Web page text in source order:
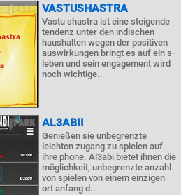
VASTUSHASTRA
Vastu shastra ist eine steigende
tendenz unter den indischen
haushalten wegen der positiven
auswirkungen bringt es auf ein s-
leben und sein engagement wird
noch wichtige..
AL3ABII
Genießen sie unbegrenzte
leichten zugang zu spielen auf
ihre phone. Al3abi bietet ihnen die
möglichkeit, unbegrenzte anzahl
von spielen von einem einzigen
ort anfang d..